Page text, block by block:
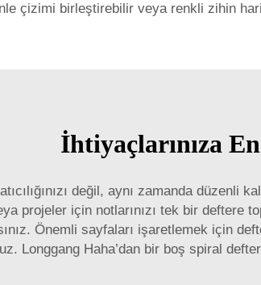
çizimi birleştirebilir veya renkli zihin
İhtiyaçlarınıza
değil, aynı zamanda düzenli
projeler için notlarınızı tek bir deftere
Önemli sayfaları işaretlemek için
Longgang Haha’dan bir boş spiral